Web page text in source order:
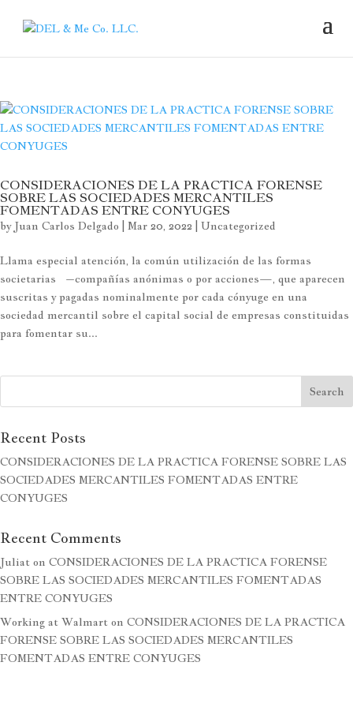
CONSIDERACIONES DE LA PRACTICA FORENSE
SOBRE LAS SOCIEDADES MERCANTILES
FOMENTADAS ENTRE CONYUGES
by Juan Carlos Delgado Mar 20, 2022 Uncategorized
Llama especial atención, la común utilización de las formas
societarias –compañías anónimas o por acciones—, que aparecen
suscritas y pagadas nominalmente por cada cónyuge en una
sociedad mercantil sobre el capital social de empresas constituidas
para fomentar su...
Recent Posts
CONSIDERACIONES DE LA PRACTICA FORENSE SOBRE LAS
SOCIEDADES MERCANTILES FOMENTADAS ENTRE
CONYUGES
Recent Comments
Juliat on CONSIDERACIONES DE LA PRACTICA FORENSE
SOBRE LAS SOCIEDADES MERCANTILES FOMENTADAS
ENTRE CONYUGES
Working at Walmart on CONSIDERACIONES DE LA PRACTICA
FORENSE SOBRE LAS SOCIEDADES MERCANTILES
FOMENTADAS ENTRE CONYUGES